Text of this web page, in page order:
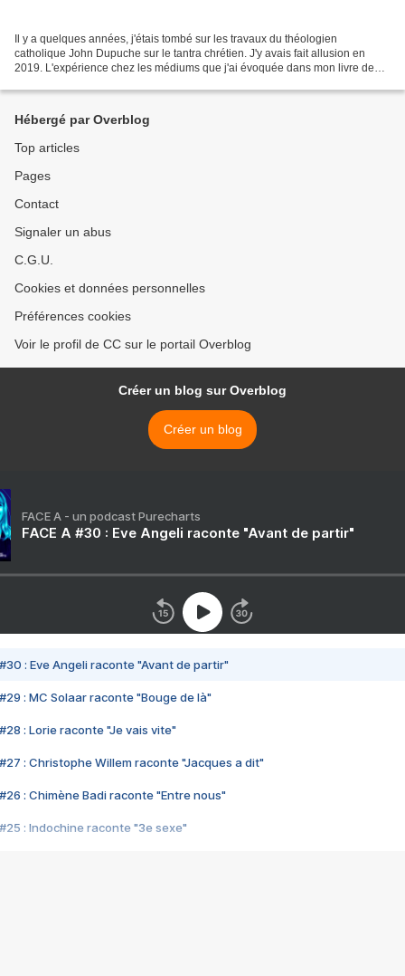
Il y a quelques années, j'étais tombé sur les travaux du théologien
catholique John Dupuche sur le tantra chrétien. J'y avais fait allusion en
2019. L'expérience chez les médiums que j'ai évoquée dans mon livre de
Hébergé par Overblog
Top articles
Pages
Contact
Signaler un abus
C.G.U.
Cookies et données personnelles
Préférences cookies
Voir le profil de CC sur le portail Overblog
Créer un blog sur Overblog
Créer un blog
FACE A - un podcast Purecharts
FACE A #30 : Eve Angeli raconte "Avant de partir"
#30 : Eve Angeli raconte "Avant de partir"
#29 : MC Solaar raconte "Bouge de là"
#28 : Lorie raconte "Je vais vite"
#27 : Christophe Willem raconte "Jacques a dit"
#26 : Chimène Badi raconte "Entre nous"
#25 : Indochine raconte "3e sexe"